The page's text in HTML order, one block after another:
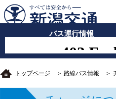
バス運行情報
トップページ ＞ 路線バス情報 ＞